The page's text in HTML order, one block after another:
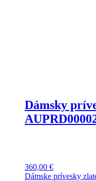
Dámsky
360,00 €
Dámske prívesky